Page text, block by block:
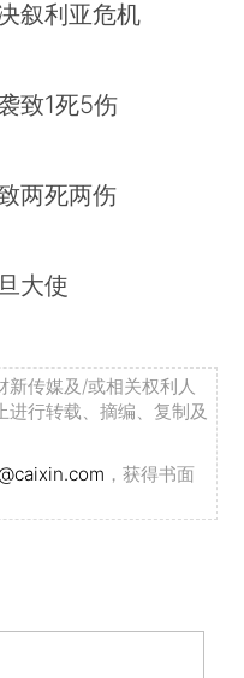
叙利亚危机
致1死5伤
两死两伤
大使
新传媒及/或相关权利人
行转载、摘编、复制及
，获得书面